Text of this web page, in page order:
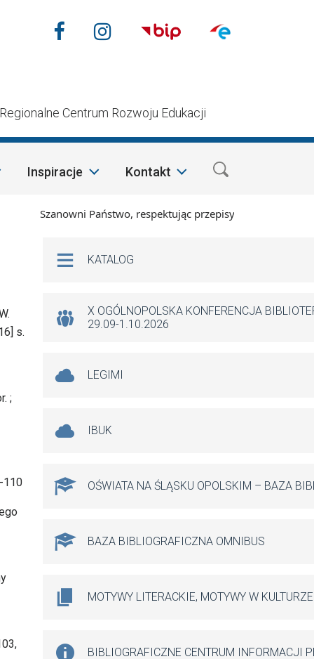
Nasze media
FacebookInstagram
Regionalne Centrum Rozwoju Edukacji
Inspiracje Kontakt
Szanowni Państwo, respektując przepisy prawa i mając na
s.
;
110
Na skróty
KATALOG
X OGÓLNOPOLSKA KONFERENCJA
29.09-1.10.2026
LEGIMI
IBUK
OŚWIATA NA ŚLĄSKU OPOLSKIM – BAZA
BAZA BIBLIOGRAFICZNA OMNIBUS
MOTYWY LITERACKIE, MOTYWY W KULTURZE
BIBLIOGRAFICZNE CENTRUM INFORMACJI